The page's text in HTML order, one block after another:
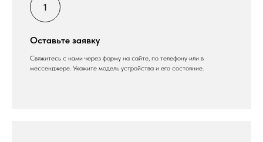
Оставьте заявку
Свяжитесь с нами через форму на сайте, по телефону или в
мессенджере. Укажите модель устройства и его состояние.